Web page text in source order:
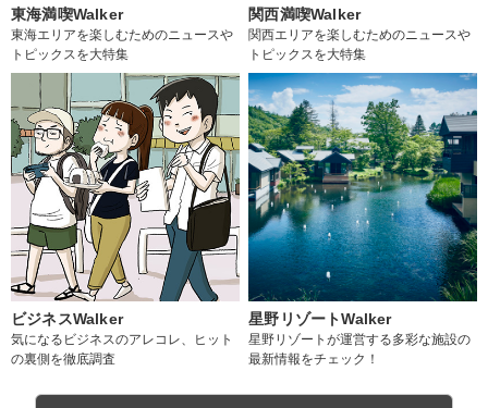
東海満喫Walker
東海エリアを楽しむためのニュースや
トピックスを大特集
関西満喫Walker
関西エリアを楽しむためのニュースや
トピックスを大特集
ビジネスWalker
気になるビジネスのアレコレ、ヒット
の裏側を徹底調査
星野リゾートWalker
星野リゾートが運営する多彩な施設の
最新情報をチェック！